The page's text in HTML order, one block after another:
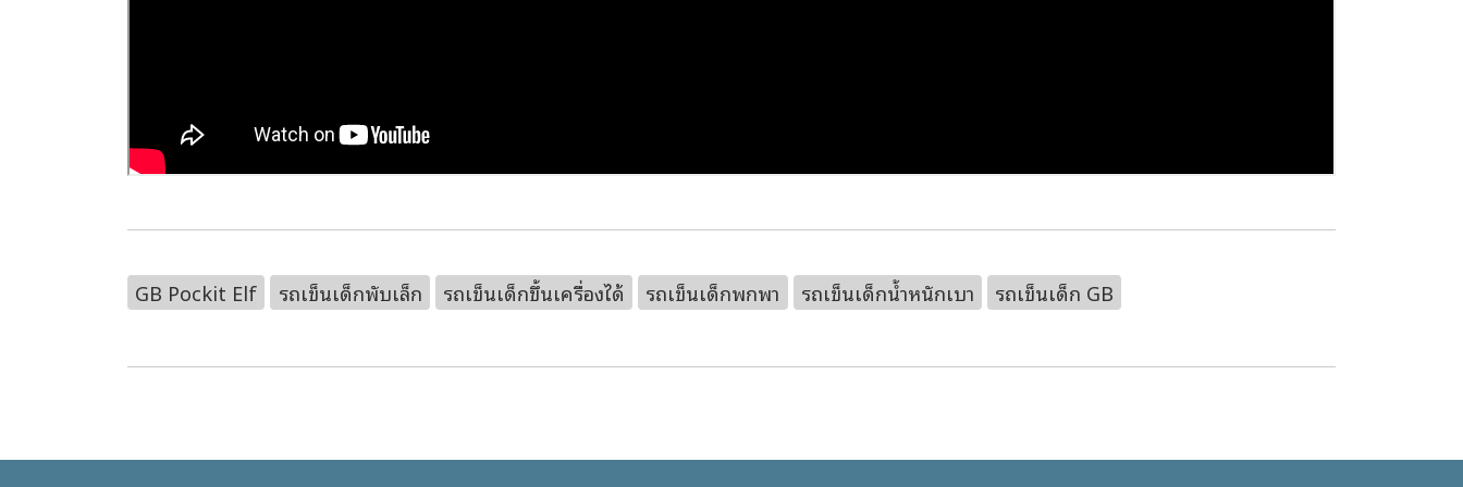
GB Pockit Elf รถเข็นเด็กพับเล็ก รถเข็นเด็กขึ้นเครื่องได้ รถเข็นเด็กพกพา รถเข็นเด็กน้ำหนักเบา รถเข็นเด็ก GB